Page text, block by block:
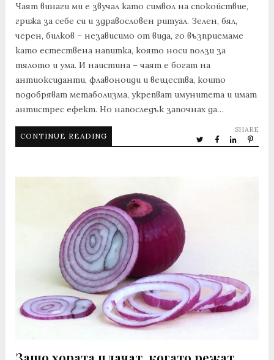
Чаят винаги ми е звучал като символ на спокойствие,
грижа за себе си и здравословен ритуал. Зелен, бял,
черен, билков – независимо от вида, го възприемаме
като естествена напитка, която носи ползи за
тялото и ума. И наистина – чаят е богат на
антиоксиданти, флавоноиди и вещества, които
подобряват метаболизма, укрепват имунитета и имат
антистрес ефект. Но напоследък започнах да…
CONTINUE READING
SHARE